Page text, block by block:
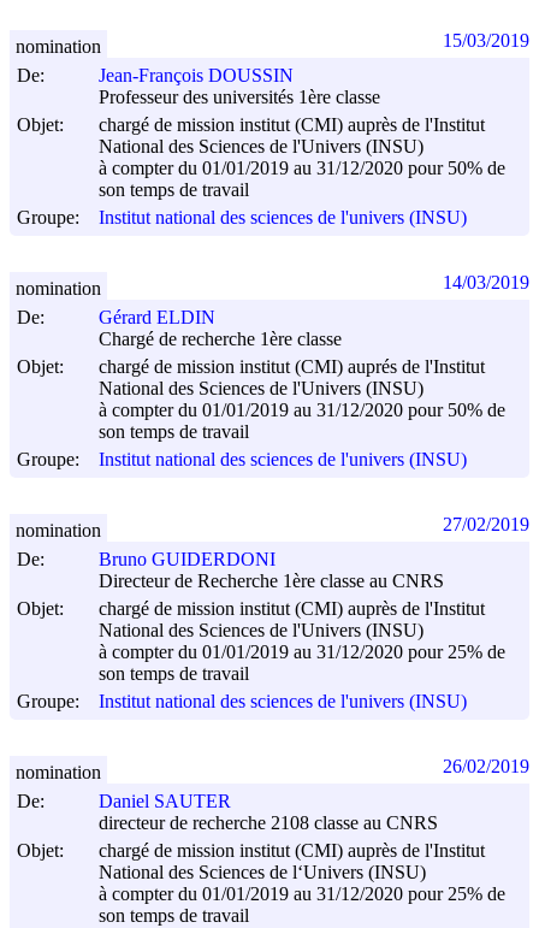
De:
Jean-François DOUSSIN
Professeur des universités 1ère classe
Objet:
chargé de mission institut (CMI) auprès de l'Institut
National des Sciences de l'Univers (INSU)
à compter du 01/01/2019 au 31/12/2020 pour 50% de
son temps de travail
Groupe:
Institut national des sciences de l'univers (INSU)
nomination 15/03/2019
De:
Gérard ELDIN
Chargé de recherche 1ère classe
Objet:
chargé de mission institut (CMI) auprés de l'Institut
National des Sciences de l'Univers (INSU)
à compter du 01/01/2019 au 31/12/2020 pour 50% de
son temps de travail
Groupe:
Institut national des sciences de l'univers (INSU)
nomination 14/03/2019
De:
Bruno GUIDERDONI
Directeur de Recherche 1ère classe au CNRS
Objet:
chargé de mission institut (CMI) auprès de l'Institut
National des Sciences de l'Univers (INSU)
à compter du 01/01/2019 au 31/12/2020 pour 25% de
son temps de travail
Groupe:
Institut national des sciences de l'univers (INSU)
nomination 27/02/2019
De:
Daniel SAUTER
directeur de recherche 2108 classe au CNRS
Objet:
chargé de mission institut (CMI) auprès de l'Institut
National des Sciences de l‘Univers (INSU)
à compter du 01/01/2019 au 31/12/2020 pour 25% de
son temps de travail
nomination 26/02/2019